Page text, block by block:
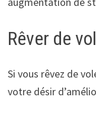
Rêver de
Si vous rêvez de
votre désir